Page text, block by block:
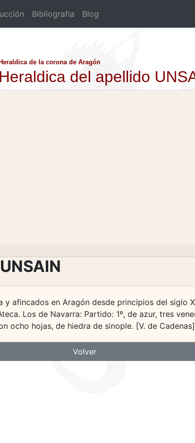
Bibliografia Blog
Heraldica de la corona de Aragón
Heraldica del apellido
UNSAIN
y afincados en Aragón desde principios del siglo
Los de Navarra: Partido: 1º, de azur, tres
ocho hojas, de hiedra de sinople. [V. de
Volver